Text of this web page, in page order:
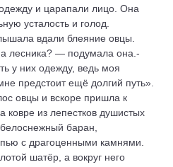
и царапали лицо. Она
усталость и голод.
вдали блеяние овцы.
лесника? — подумала она.-
у них одежду, ведь моя
предстоит ещё долгий путь».
овцы и вскоре пришла к
ковре из лепестков душистых
баран,
с драгоценными камнями.
шатёр, а вокруг него